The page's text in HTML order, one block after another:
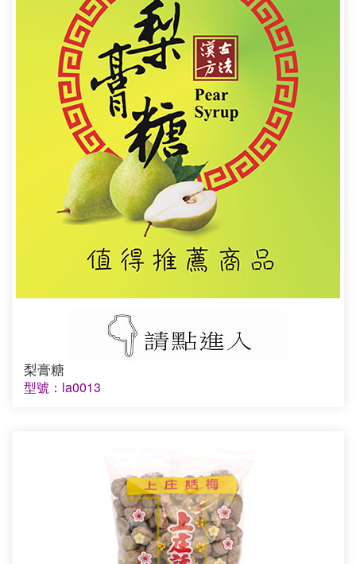
梨膏糖
型號：la0013